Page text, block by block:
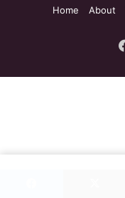
Home
About